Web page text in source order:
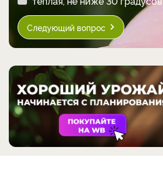
Следующий вопрос